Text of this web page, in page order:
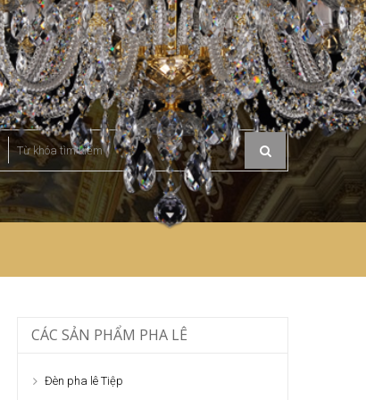
CÁC SẢN PHẨM PHA LÊ
Đèn pha lê Tiệp